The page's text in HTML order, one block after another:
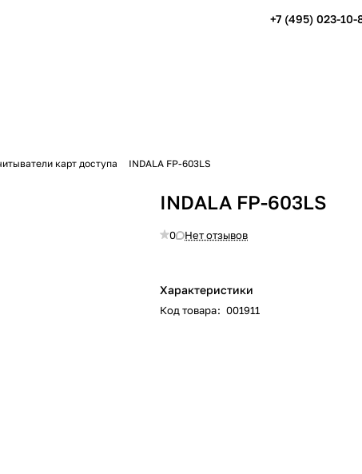
+7 (495) 023-10-
карт доступа INDALA FP-603LS
INDALA FP-603LS
0 Нет отзывов
Характеристики
Код товара: 001911